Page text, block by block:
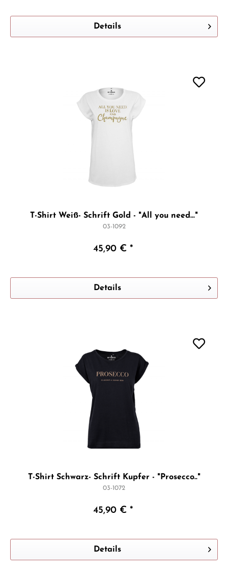
Details
T-Shirt Weiß- Schrift Gold - "All you need..."
03-1092
45,90 € *
Details
T-Shirt Schwarz- Schrift Kupfer - "Prosecco.."
03-1072
45,90 € *
Details